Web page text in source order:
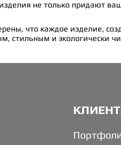
не только придают
что каждое изделие,
стильным и экологически